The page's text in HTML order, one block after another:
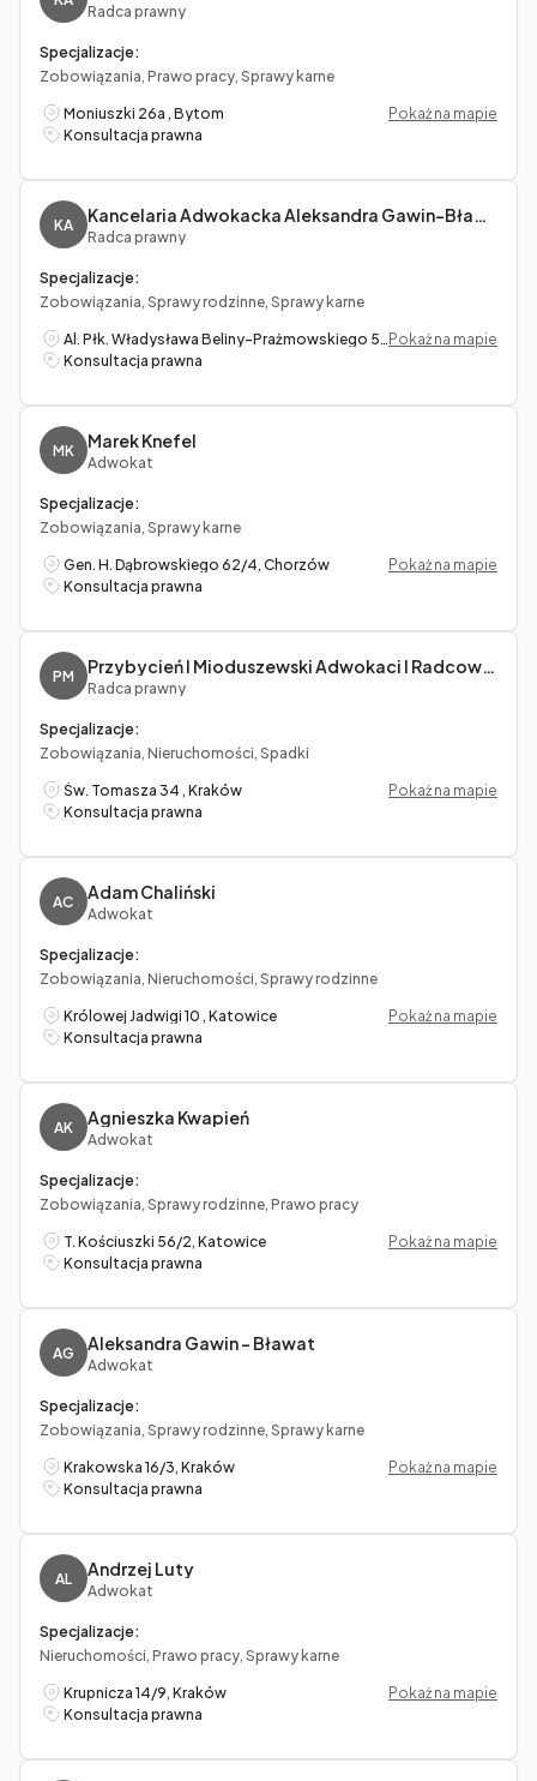
Radca prawny
Specjalizacje:
Zobowiązania, Prawo pracy, Sprawy karne
Moniuszki 26a , Bytom
Pokaż na mapie
Konsultacja prawna
KA
Radca prawny
Specjalizacje:
Zobowiązania, Sprawy rodzinne, Sprawy karne
Al. Płk. Władysława Beliny-Prażmowskiego 53/5, KrakówPokaż na mapie
Konsultacja prawna
MK Marek Knefel
Adwokat
Specjalizacje:
Zobowiązania, Sprawy karne
Gen. H. Dąbrowskiego 62/4, Chorzów
Pokaż na mapie
Konsultacja prawna
PM
Radca prawny
Specjalizacje:
Zobowiązania, Nieruchomości, Spadki
Św. Tomasza 34 , Kraków
Pokaż na mapie
Konsultacja prawna
AC Adam Chaliński
Adwokat
Specjalizacje:
Zobowiązania, Nieruchomości, Sprawy rodzinne
Królowej Jadwigi 10 , Katowice
Pokaż na mapie
Konsultacja prawna
AK Agnieszka Kwapień
Adwokat
Specjalizacje:
Zobowiązania, Sprawy rodzinne, Prawo pracy
T. Kościuszki 56/2, Katowice
Pokaż na mapie
Konsultacja prawna
AG Aleksandra Gawin – Bławat
Adwokat
Specjalizacje:
Zobowiązania, Sprawy rodzinne, Sprawy karne
Krakowska 16/3, Kraków
Pokaż na mapie
Konsultacja prawna
AL Andrzej Luty
Adwokat
Specjalizacje:
Nieruchomości, Prawo pracy, Sprawy karne
Krupnicza 14/9, Kraków
Pokaż na mapie
Konsultacja prawna